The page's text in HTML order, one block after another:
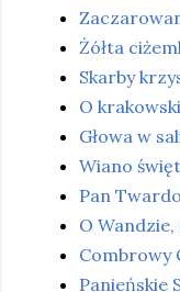
Żółta
Skarby
O
Głowa w
Wiano
Pan
O
Combrowy
Panieńskie